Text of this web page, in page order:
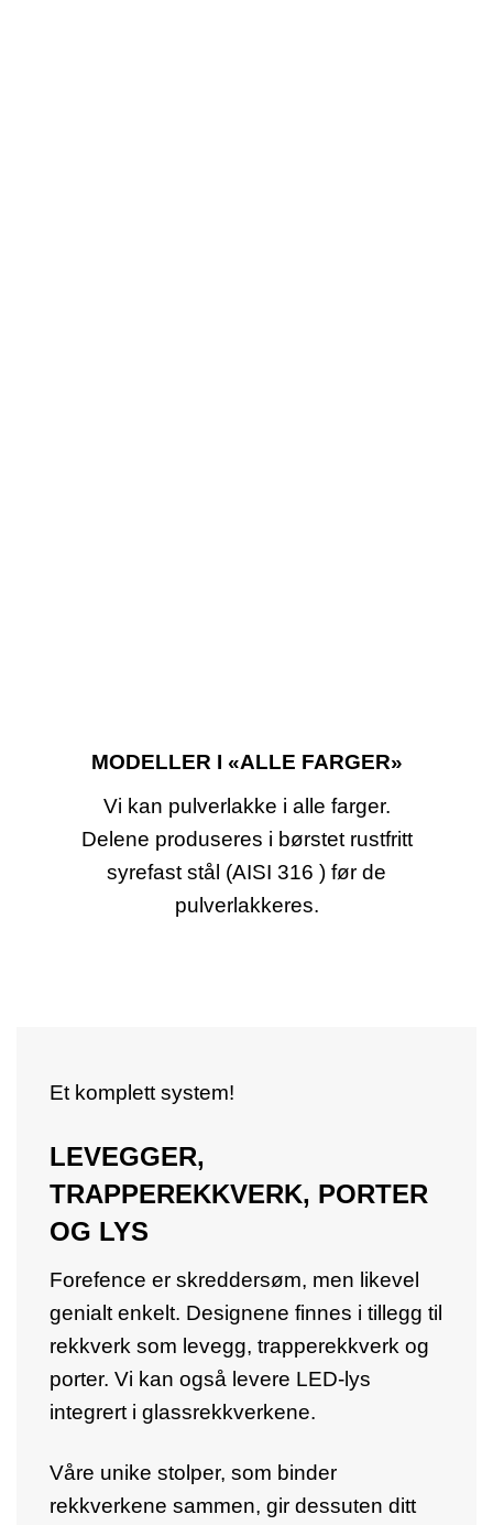
MODELLER I «ALLE FARGER»
Vi kan pulverlakke i alle farger.
Delene produseres i børstet rustfritt
syrefast stål (AISI 316 ) før de
pulverlakkeres.
Et komplett system!
LEVEGGER,
TRAPPEREKKVERK, PORTER
OG LYS
Forefence er skreddersøm, men likevel
genialt enkelt. Designene finnes i tillegg til
rekkverk som levegg, trapperekkverk og
porter. Vi kan også levere LED-lys
integrert i glassrekkverkene.
Våre unike stolper, som binder
rekkverkene sammen, gir dessuten ditt